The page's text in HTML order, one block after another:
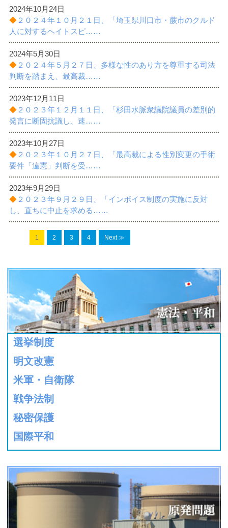
2024年10月24日
◆ ２０２４年１０月２１日、「埼玉県川口市・蕨市のクルド
人に対するヘイトスピ……
2024年5月30日
◆ ２０２４年５月２７日、多様な性のあり方を尊重する司法
判断を踏まえ、最高裁……
2023年12月11日
◆ ２０２３年１２月１１日、「杉田水脈衆議院議員の差別的
発言に断固抗議し、速……
2023年10月27日
◆ ２０２３年１０月２７日、「最高裁による性別変更の手術
要件「違憲」判断を受……
2023年9月29日
◆ ２０２３年９月２９日、「インボイス制度の実施に反対
し、直ちに中止を求める……
1 2 3 4 Next ≫
選挙制度
明文改憲
米軍・自衛隊
戦争法制
秘密保護
国際平和